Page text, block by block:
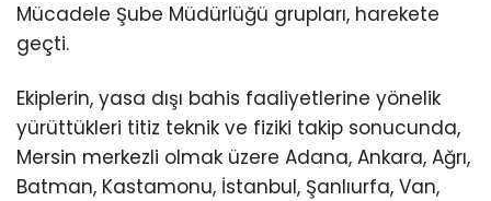
Mücadele Şube Müdürlüğü grupları, harekete
geçti.
Ekiplerin, yasa dışı bahis faaliyetlerine yönelik
yürüttükleri titiz teknik ve fiziki takip sonucunda,
Mersin merkezli olmak üzere Adana, Ankara, Ağrı,
Batman, Kastamonu, İstanbul, Şanlıurfa, Van,